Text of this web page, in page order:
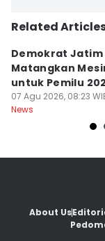
Related
Demokrat Jatim
Matangkan
untuk Pemilu
07 Agu 2026, 08:23
News
About Us